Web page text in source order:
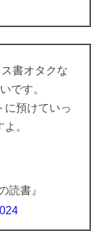
書オタクな
です。
に預けていっ
。
読書』